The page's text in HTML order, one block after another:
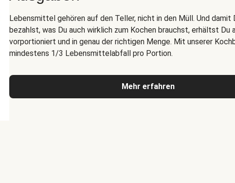
Lebensmittel gehören auf den Teller, nicht in den Müll. Und damit
bezahlst, was Du auch wirklich zum Kochen brauchst, erhältst Du
vorportioniert und in genau der richtigen Menge. Mit unserer
mindestens 1/3 Lebensmittelabfall pro Portion.
Mehr erfahren